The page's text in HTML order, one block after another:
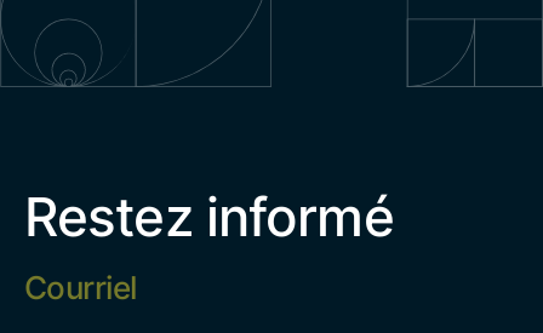
Restez informé
Adresse
électronique